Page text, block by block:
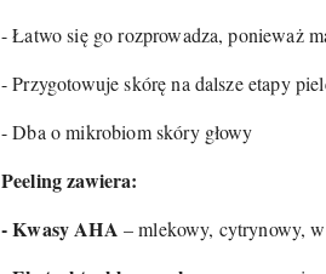
- Łatwo się go rozprowadza, ponieważ
- Przygotowuje skórę na dalsze etapy
- Dba o mikrobiom skóry głowy
Peeling zawiera:
- Kwasy AHA – mlekowy, cytrynowy,